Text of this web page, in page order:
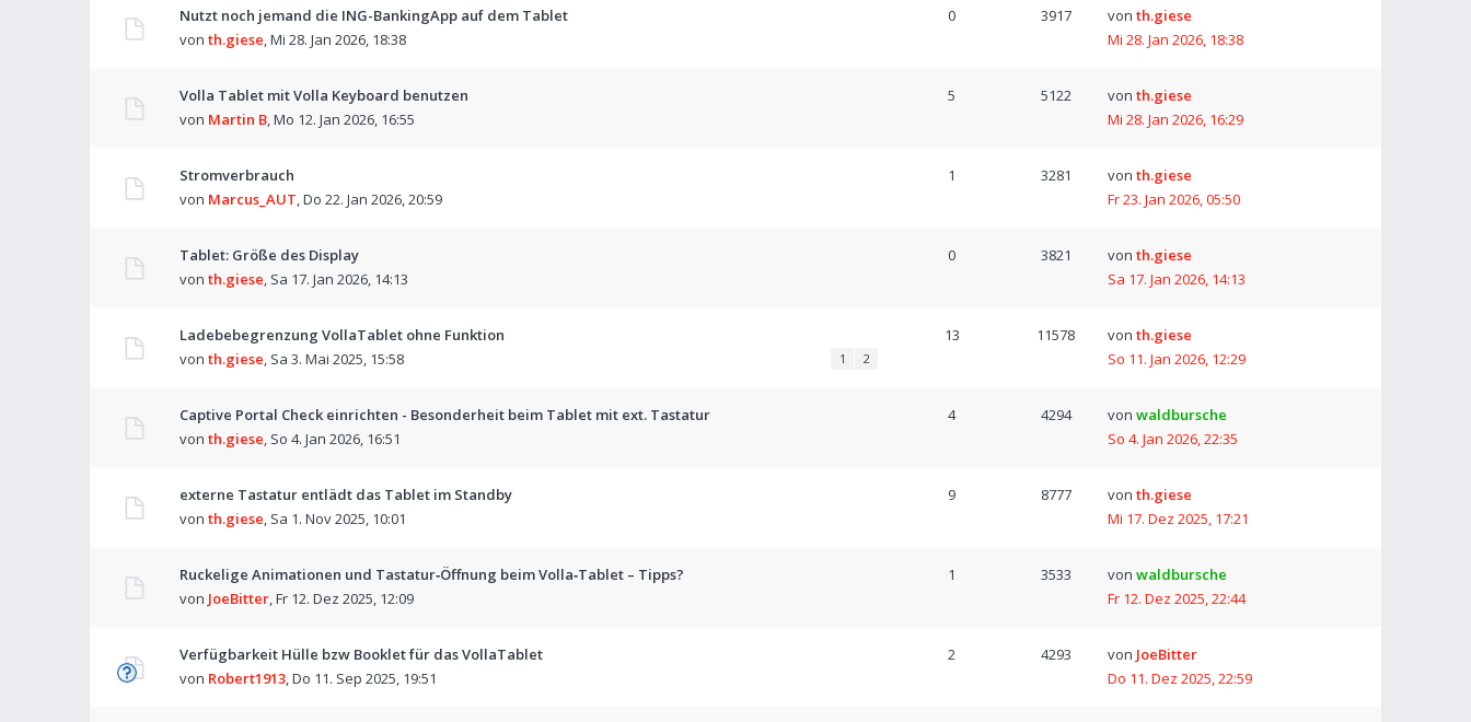
Nutzt noch jemand die ING-BankingApp auf dem Tablet
von th.giese,Mi 28. Jan 2026, 18:38
0 3917 von th.giese
Mi 28. Jan 2026, 18:38
Volla Tablet mit Volla Keyboard benutzen
von Martin B,Mo 12. Jan 2026, 16:55
5 5122 von th.giese
Mi 28. Jan 2026, 16:29
Stromverbrauch
von Marcus_AUT,Do 22. Jan 2026, 20:59
1 3281 von th.giese
Fr 23. Jan 2026, 05:50
Tablet: Größe des Display
von th.giese, Sa 17. Jan 2026, 14:13
0 3821 von th.giese
Sa 17. Jan 2026, 14:13
Ladebebegrenzung VollaTablet ohne Funktion
von th.giese, Sa 3. Mai 2025, 15:58 1 2
13 11578 von th.giese
So 11. Jan 2026, 12:29
Captive Portal Check einrichten - Besonderheit beim Tablet mit ext. Tastatur
von th.giese, So 4. Jan 2026, 16:51
4 4294 von waldbursche
So 4. Jan 2026, 22:35
externe Tastatur entlädt das Tablet im Standby
von th.giese, Sa 1. Nov 2025, 10:01
9 8777 von th.giese
Mi 17. Dez 2025, 17:21
Ruckelige Animationen und Tastatur‑Öffnung beim Volla‑Tablet – Tipps?
von JoeBitter,Fr 12. Dez 2025, 12:09
1 3533 von waldbursche
Fr 12. Dez 2025, 22:44
Verfügbarkeit Hülle bzw Booklet für das VollaTablet
von Robert1913,Do 11. Sep 2025, 19:51
2 4293 von JoeBitter
Do 11. Dez 2025, 22:59